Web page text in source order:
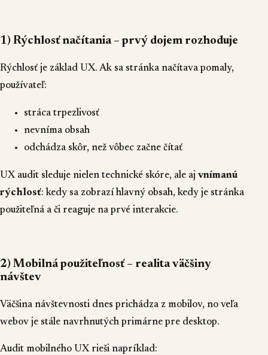
1) Rýchlosť načítania – prvý dojem rozhoduje
Rýchlosť je základ UX. Ak sa stránka načítava pomaly,
používateľ:
stráca trpezlivosť
nevníma obsah
odchádza skôr, než vôbec začne čítať
UX audit sleduje nielen technické skóre, ale aj vnímanú
rýchlosť: kedy sa zobrazí hlavný obsah, kedy je stránka
použiteľná a či reaguje na prvé interakcie.
2) Mobilná použiteľnosť – realita väčšiny
návštev
Väčšina návštevnosti dnes prichádza z mobilov, no veľa
webov je stále navrhnutých primárne pre desktop.
Audit mobilného UX rieši napríklad: